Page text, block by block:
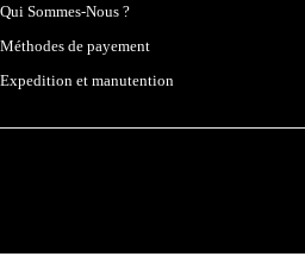
Qui Sommes-Nous ?
Méthodes de payement
Expedition et manutention